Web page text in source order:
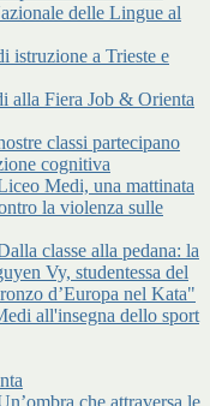
delle Lingue al
istruzione a Trieste e
alla Fiera Job & Orienta
classi partecipano
cognitiva
Medi, una mattinata
la violenza sulle
classe alla pedana: la
Vy, studentessa del
d’Europa nel Kata"
all'insegna dello sport